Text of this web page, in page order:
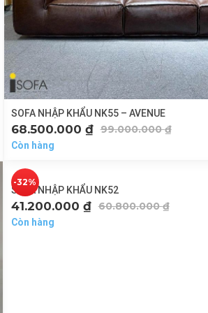
SOFA NHẬP KHẨU NK55 – AVENUE
99.000.000₫
68.500.000 ₫
Còn hàng
SOFA NHẬP KHẨU NK52
60.800.000₫
41.200.000 ₫
-32%
Còn hàng